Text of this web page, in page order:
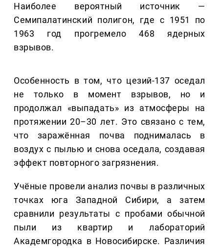
Наиболее вероятный источник —
Семипалатинский полигон, где с 1951 по
1963 год прогремело 468 ядерных
взрывов.
Особенность в том, что цезий-137 оседал
не только в момент взрывов, но и
продолжал «выпадать» из атмосферы на
протяжении 20–30 лет. Это связано с тем,
что заражённая почва поднималась в
воздух с пылью и снова оседала, создавая
эффект повторного загрязнения.
Учёные провели анализ почвы в различных
точках юга Западной Сибири, а затем
сравнили результаты с пробами обычной
пыли из квартир и лабораторий
Академгородка в Новосибирске. Различия